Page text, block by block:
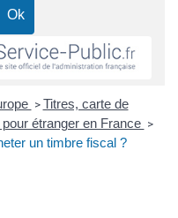
> Titres, carte de
étranger en France >
un timbre fiscal ?